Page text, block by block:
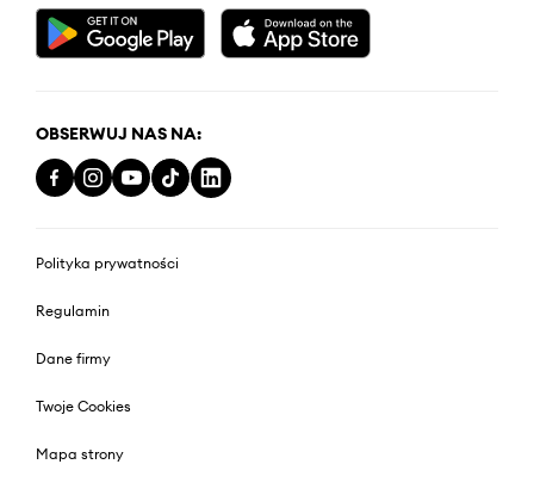
OBSERWUJ NAS NA:
Polityka prywatności
Regulamin
Dane firmy
Twoje Cookies
Mapa strony